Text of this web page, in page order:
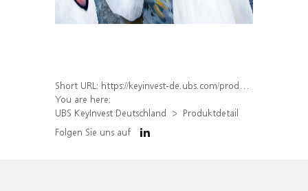
Short URL: https://keyinvest-de.ubs.com/produkt/detail/index/isin/DE000WA4DTQ3
You are here:
UBS KeyInvest Deutschland
Produktdetail
Folgen Sie uns auf